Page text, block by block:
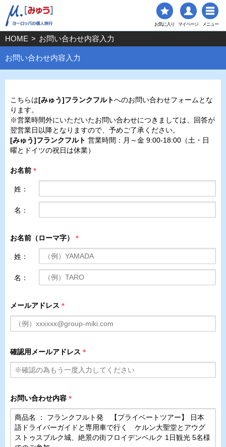
お気に入り マイページ メニュー
HOME > お問い合わせ内容入力
お問い合わせ内容入力
こちらは[みゅう]フランクフルトへのお問い合わせフォームとな
ります。
※営業時間外にいただいたお問い合わせにつきましては、回答が
翌営業日以降となりますので、予めご了承ください。
[みゅう]フランクフルト 営業時間：月～金 9:00-18:00（土・日
曜とドイツの祝日は休業）
お名前 ＊
姓：
名：
お名前（ローマ字） ＊
姓：
名：
メールアドレス ＊
確認用メールアドレス ＊
お問い合わせ内容 ＊